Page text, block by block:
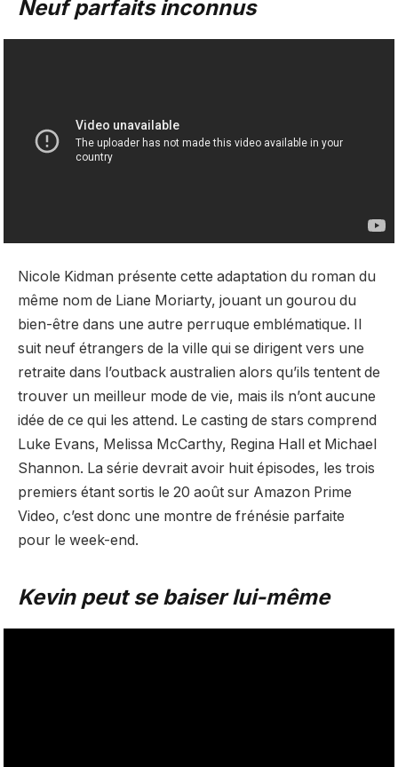
Neuf parfaits inconnus
Nicole Kidman présente cette adaptation du roman du
même nom de Liane Moriarty, jouant un gourou du
bien-être dans une autre perruque emblématique. Il
suit neuf étrangers de la ville qui se dirigent vers une
retraite dans l’outback australien alors qu’ils tentent de
trouver un meilleur mode de vie, mais ils n’ont aucune
idée de ce qui les attend. Le casting de stars comprend
Luke Evans, Melissa McCarthy, Regina Hall et Michael
Shannon. La série devrait avoir huit épisodes, les trois
premiers étant sortis le 20 août sur Amazon Prime
Video, c’est donc une montre de frénésie parfaite
pour le week-end.
Kevin peut se baiser lui-même